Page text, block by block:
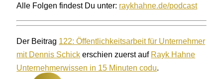
Alle Folgen findest Du unter: raykhahne.de/podcast
Der Beitrag 122: Öffentlichkeitsarbeit für Unternehmer
mit Dennis Schick erschien zuerst auf Rayk Hahne
Unternehmerwissen in 15 Minuten codu.